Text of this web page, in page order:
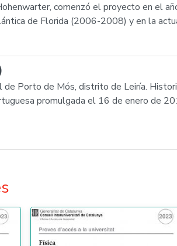
comenzó el proyecto en el
de Florida (2006-2008) y en la
de Porto de Mós, distrito de Leiría.
promulgada el 16 de enero de